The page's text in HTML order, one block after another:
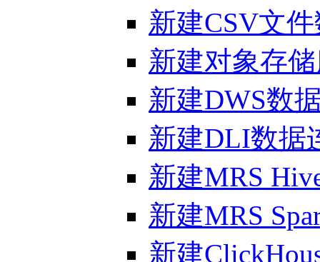
新建CSV文
新建对象存
新建DWS数
新建DLI数据
新建MRS
新建MRS
新建